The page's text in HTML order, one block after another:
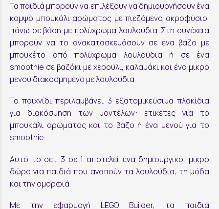
Τα παιδιά μπορούν να επιλέξουν να δημιουργήσουν ένα
κομψό μπουκάλι αρώματος με πιεζόμενο ακροφύσιο,
πάνω σε βάση με πολύχρωμα λουλούδια. Στη συνέχεια
μπορούν να το ανακατασκευάσουν σε ένα βάζο με
μπουκέτο από πολύχρωμα λουλούδια ή σε ένα
smoothie σε βαζάκι με χερούλι, καλαμάκι και ένα μικρό
μενού διακοσμημένο με λουλούδια.
Το παιχνίδι περιλαμβάνει 3 εξατομικεύσιμα πλακίδια
για διακόσμηση των μοντέλων: ετικέτες για το
μπουκάλι αρώματος και το βάζο ή ένα μενού για το
smoothie.
Αυτό το σετ 3 σε 1 αποτελεί ένα δημιουργικό, μικρό
δώρο για παιδιά που αγαπούν τα λουλούδια, τη μόδα
και την ομορφιά.
Με την εφαρμογή LEGO Builder, τα παιδιά